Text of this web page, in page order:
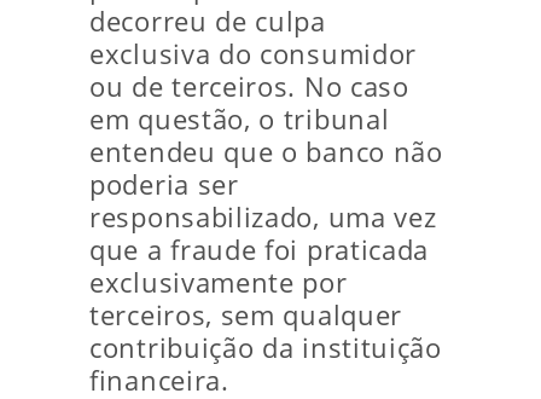
decorreu de culpa
exclusiva do consumidor
ou de terceiros. No caso
em questão, o tribunal
entendeu que o banco não
poderia ser
responsabilizado, uma vez
que a fraude foi praticada
exclusivamente por
terceiros, sem qualquer
contribuição da instituição
financeira.